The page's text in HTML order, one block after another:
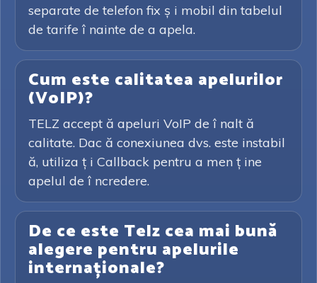
separate de telefon fix ș i mobil din tabelul
de tarife î nainte de a apela.
Cum este calitatea apelurilor
(VoIP)?
TELZ accept ă apeluri VoIP de î nalt ă
calitate. Dac ă conexiunea dvs. este instabil
ă, utiliza ț i Callback pentru a men ț ine
apelul de î ncredere.
De ce este Telz cea mai bună
alegere pentru apelurile
internaționale?